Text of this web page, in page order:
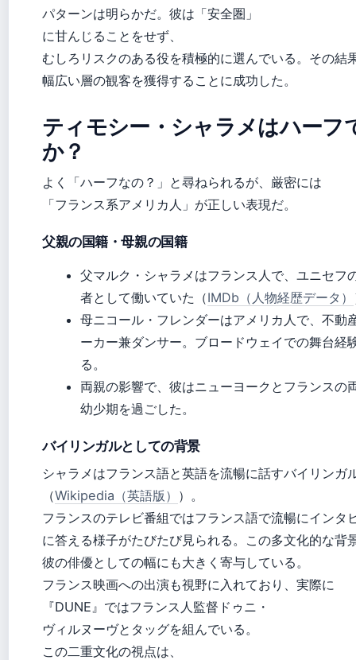
パターンは明らかだ。彼は「安全圏」
に甘んじることをせず、
むしろリスクのある役を積極的に選んでいる。その結
幅広い層の観客を獲得することに成功した。
ティモシー・シャラメはハーフ
か？
よく「ハーフなの？」と尋ねられるが、厳密には
「フランス系アメリカ人」が正しい表現だ。
父親の国籍・母親の国籍
父マルク・シャラメはフランス人で、ユニセフ
者として働いていた（IMDb（人物経歴データ）
母ニコール・フレンダーはアメリカ人で、不動
ーカー兼ダンサー。ブロードウェイでの舞台経
る。
両親の影響で、彼はニューヨークとフランスの
幼少期を過ごした。
バイリンガルとしての背景
シャラメはフランス語と英語を流暢に話すバイリンガ
（Wikipedia（英語版） ）。
フランスのテレビ番組ではフランス語で流暢にインタ
に答える様子がたびたび見られる。この多文化的な背
彼の俳優としての幅にも大きく寄与している。
フランス映画への出演も視野に入れており、実際に
『DUNE』ではフランス人監督ドゥニ・
ヴィルヌーヴとタッグを組んでいる。
この二重文化の視点は、